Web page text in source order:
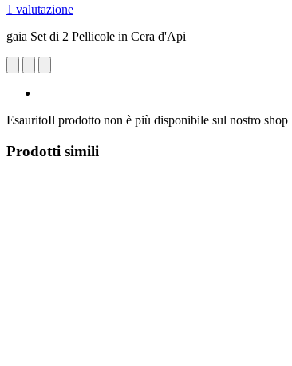
1 valutazione
gaia Set di 2 Pellicole in Cera d'Api
EsauritoIl prodotto non è più disponibile sul nostro shop
Prodotti simili